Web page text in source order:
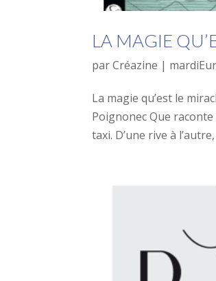
LA MAGIE
parCréazine |
La magie qu’est le
Poignonec Que
taxi. D’une rive à